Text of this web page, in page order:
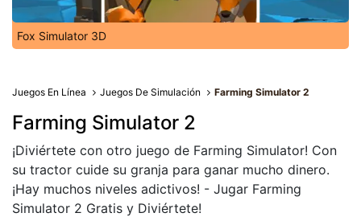
Fox Simulator 3D
Juegos En Línea Juegos De Simulación Farming Simulator 2
Farming Simulator 2
¡Diviértete con otro juego de Farming Simulator! Con
su tractor cuide su granja para ganar mucho dinero.
¡Hay muchos niveles adictivos! - Jugar Farming
Simulator 2 Gratis y Diviértete!